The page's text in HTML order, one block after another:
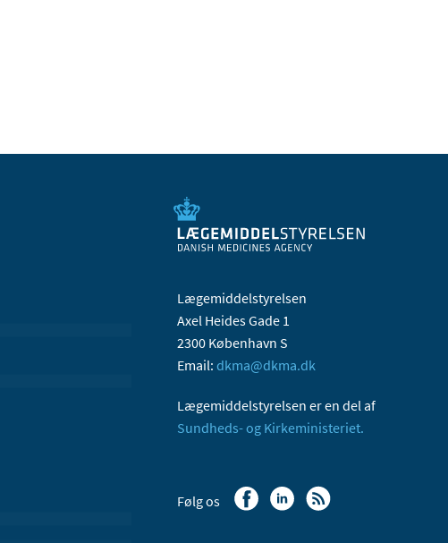
Lægemiddelstyrelsen
Axel Heides Gade 1
2300 København S
Email: dkma@dkma.dk
Lægemiddelstyrelsen er en del af
Sundheds- og Kirkeministeriet.
Følg os